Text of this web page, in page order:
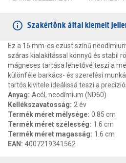
Szakértőnk által kiemelt
Ez a 16 mm-es ezüst színű
száras kialakítással könnyű és stabil
mágneses tartása lehetővé teszi a
különféle barkács- és szerelési
tartós kivitele ideálissá teszi a
Anyag: Acél, neodímium (ND60)
Kellékszavatosság: 2 év
Termék méret mélysége: 0.85 cm
Termék méret szélesség: 1.6 cm
Termék méret magasság: 1.6 cm
EAN : 4007219341562